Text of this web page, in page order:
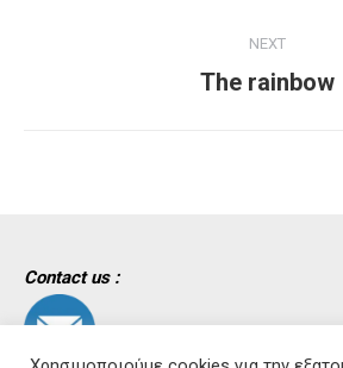
NEXT
Next
The rainbow
Contact us :